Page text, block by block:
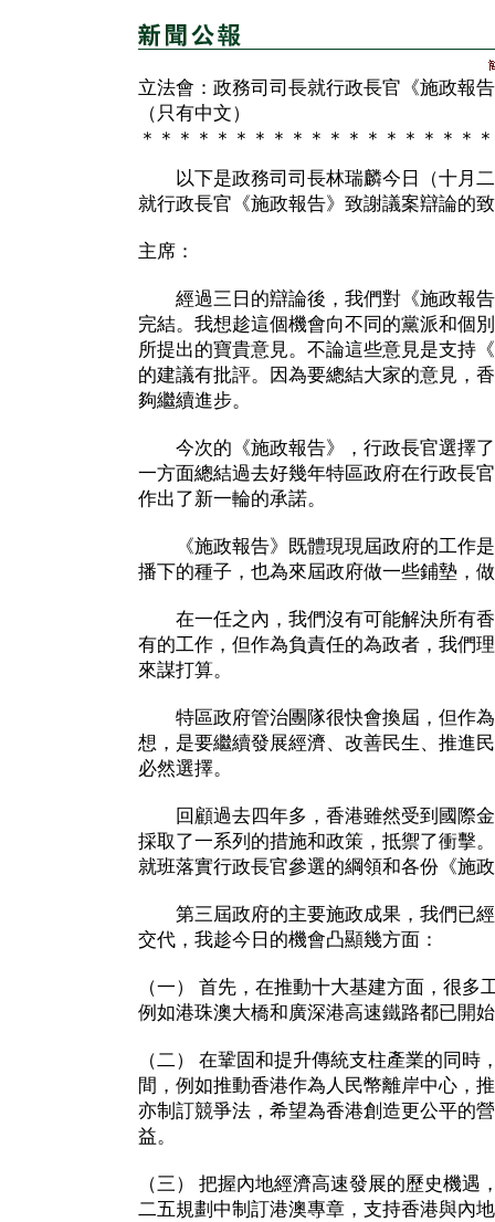
立法會：政務司司長就行政長官《施政報
（只有中文）
＊＊＊＊＊＊＊＊＊＊＊＊＊＊＊＊＊＊
以下是政務司司長林瑞麟今日（十月二
就行政長官《施政報告》致謝議案辯論的
主席：
經過三日的辯論後，我們對《施政報告
完結。我想趁這個機會向不同的黨派和個
所提出的寶貴意見。不論這些意見是支持
的建議有批評。因為要總結大家的意見，
夠繼續進步。
今次的《施政報告》，行政長官選擇了
一方面總結過去好幾年特區政府在行政長
作出了新一輪的承諾。
《施政報告》既體現現屆政府的工作是
播下的種子，也為來屆政府做一些鋪墊，
在一任之內，我們沒有可能解決所有香
有的工作，但作為負責任的為政者，我們
來謀打算。
特區政府管治團隊很快會換屆，但作為
想，是要繼續發展經濟、改善民生、推進
必然選擇。
回顧過去四年多，香港雖然受到國際金
採取了一系列的措施和政策，抵禦了衝擊
就班落實行政長官參選的綱領和各份《施
第三屆政府的主要施政成果，我們已經
交代，我趁今日的機會凸顯幾方面：
（一） 首先，在推動十大基建方面，很多
例如港珠澳大橋和廣深港高速鐵路都已開
（二） 在鞏固和提升傳統支柱產業的同時
間，例如推動香港作為人民幣離岸中心，
亦制訂競爭法，希望為香港創造更公平的
益。
（三） 把握內地經濟高速發展的歷史機遇
二五規劃中制訂港澳專章，支持香港與內